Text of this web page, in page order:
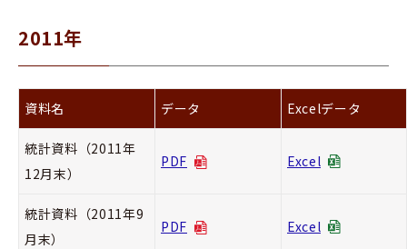
2011年
資料名 データ Excelデータ
統計資料（2011年
12月末）
PDF Excel
統計資料（2011年9
月末）
PDF Excel